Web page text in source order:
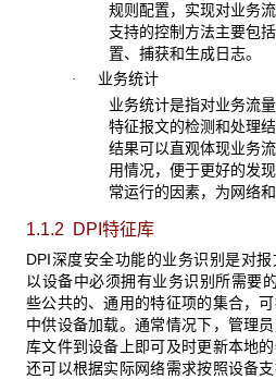
规则配置，实现对业务
支持的控制方法主要包
置、捕获和生成日志。
· 业务统计
业务统计是指对业务流
特征报文的检测和处理
结果可以直观体现业务
用情况，便于更好的发
常运行的因素，为网络
1.1.2 DPI 特征库
DPI深度安全功能的业务识别是对
以设备中必须拥有业务识别所需要
些公共的、通用的特征项的集合，
中供设备加载。通常情况下，管理
库文件到设备上即可及时更新本地
还可以根据实际网络需求按照设备